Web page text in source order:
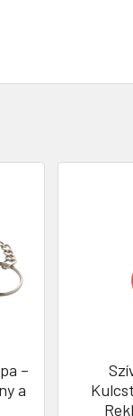
–
a